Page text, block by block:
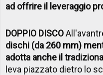
ad offrire il leveraggio
DOPPIO DISCO
dischi (da 260 mm)
adotta anche il
leva piazzato dietro lo